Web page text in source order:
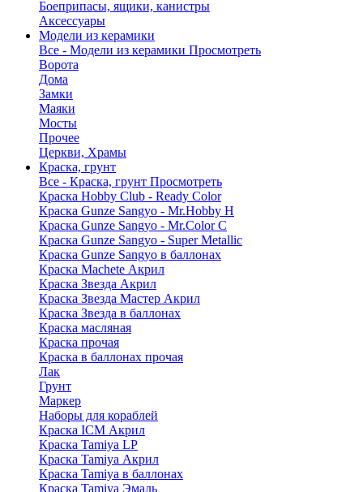
Боеприпасы, ящики, канистры
Аксессуары
Модели из керамики
Все - Модели из керамики Просмотреть
Ворота
Дома
Замки
Маяки
Мосты
Прочее
Церкви, Храмы
Краска, грунт
Все - Краска, грунт Просмотреть
Краска Hobby Club - Ready Color
Краска Gunze Sangyo - Mr.Hobby H
Краска Gunze Sangyo - Mr.Color C
Краска Gunze Sangyo - Super Metallic
Краска Gunze Sangyo в баллонах
Краска Machete Акрил
Краска Звезда Акрил
Краска Звезда Мастер Акрил
Краска Звезда в баллонах
Краска масляная
Краска прочая
Краска в баллонах прочая
Лак
Грунт
Маркер
Наборы для кораблей
Краска ICM Акрил
Краска Tamiya LP
Краска Tamiya Акрил
Краска Tamiya в баллонах
Краска Tamiya Эмаль